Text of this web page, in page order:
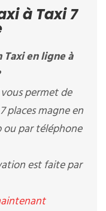
à Taxi 7
en ligne à
vous permet de
places magne en
par téléphone
est faite par